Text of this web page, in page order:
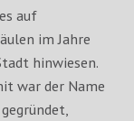
auf
im Jahre
hinwiesen.
war der Name